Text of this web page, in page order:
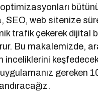
SEO, web sitenize
trafik çekerek dijital
Bu makalemizde,
inceliklerini
gereken